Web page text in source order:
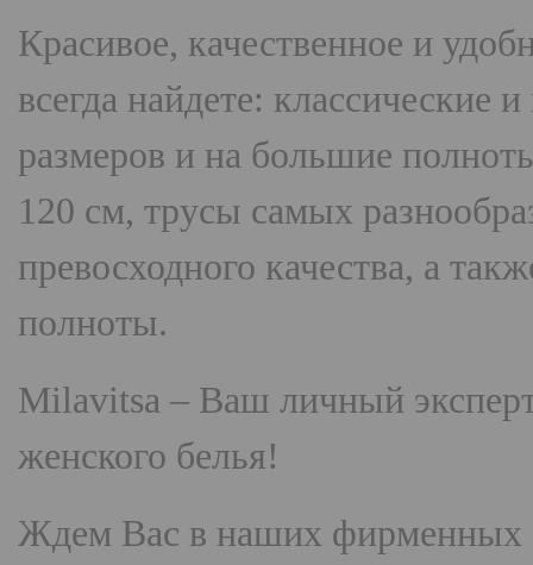
Красивое, качественное и
всегда найдете:
размеров и на большие
120 см, трусы самых
превосходного качества, а
полноты.
Milavitsa – Ваш личный
женского белья!
Ждем Вас в наших фирменных